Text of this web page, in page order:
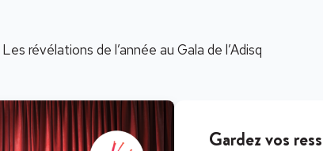
Les révélations de l’année au Gala de l’Adisq
Gardez vos